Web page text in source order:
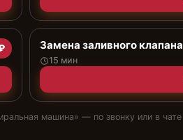
Замена заливного клапана
15 мин
машина» — по звонку или в чате